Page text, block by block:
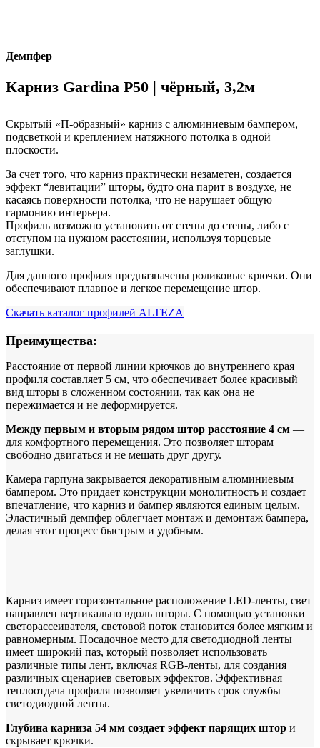
Демпфер
Карниз Gardina P50 | чёрный, 3,2м
Скрытый «П-образный» карниз с алюминиевым бампером,
подсветкой и креплением натяжного потолка в одной
плоскости.
За счет того, что карниз практически незаметен, создается
эффект “левитации” шторы, будто она парит в воздухе, не
касаясь поверхности потолка, что не нарушает общую
гармонию интерьера.
Профиль возможно установить от стены до стены, либо с
отступом на нужном расстоянии, используя торцевые
заглушки.
Для данного профиля предназначены роликовые крючки. Они
обеспечивают плавное и легкое перемещение штор.
Скачать каталог профилей ALTEZA
Преимущества:
Расстояние от первой линии крючков до внутреннего края
профиля составляет 5 см, что обеспечивает более красивый
вид шторы в сложенном состоянии, так как она не
пережимается и не деформируется.
Между первым и вторым рядом штор расстояние 4 см —
для комфортного перемещения. Это позволяет шторам
свободно двигаться и не мешать друг другу.
Камера гарпуна закрывается декоративным алюминиевым
бампером. Это придает конструкции монолитность и создает
впечатление, что карниз и бампер являются единым целым.
Эластичный демпфер облегчает монтаж и демонтаж бампера,
делая этот процесс быстрым и удобным.
Карниз имеет горизонтальное расположение LED-ленты, свет
направлен вертикально вдоль шторы. С помощью установки
светорассеивателя, световой поток становится более мягким и
равномерным. Посадочное место для светодиодной ленты
имеет широкий паз, который позволяет использовать
различные типы лент, включая RGB-ленты, для создания
различных сценариев световых эффектов. Эффективная
теплоотдача профиля позволяет увеличить срок службы
светодиодной ленты.
Глубина карниза 54 мм создает эффект парящих штор и
скрывает крючки.